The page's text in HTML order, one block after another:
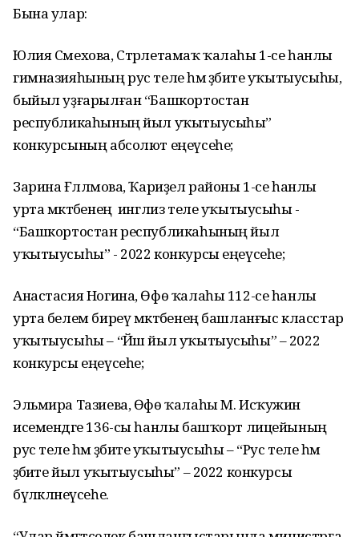
Бына улар:
Юлия Смехова, Стәрлетамаҡ ҡалаһы 1-се һанлы
гимназияһының рус теле һәм әҙәбиәте уҡытыусыһы,
быйыл уҙғарылған “Башкортостан
республикаһының йыл уҡытыусыһы”
конкурсының абсолют еңеүсеһе;
Зарина Ғәлләмова, Ҡариҙел районы 1-се һанлы
урта мәктәбенең инглиз теле уҡытыусыһы -
“Башкортостан республикаһының йыл
уҡытыусыһы” - 2022 конкурсы еңеүсеһе;
Анастасия Ногина, Өфө ҡалаһы 112-се һанлы
урта белем биреү мәктәбенең башланғыс класстар
уҡытыусыһы – “Йәш йыл уҡытыусыһы” – 2022
конкурсы еңеүсеһе;
Эльмира Тазиева, Өфө ҡалаһы М. Исҡужин
исемендәге 136-сы һанлы башҡорт лицейының
рус теле һәм әҙәбиәте уҡытыусыһы – “Рус теле һәм
әҙәбиәте йыл уҡытыусыһы” – 2022 конкурсы
бүләкләнеүсеһе.